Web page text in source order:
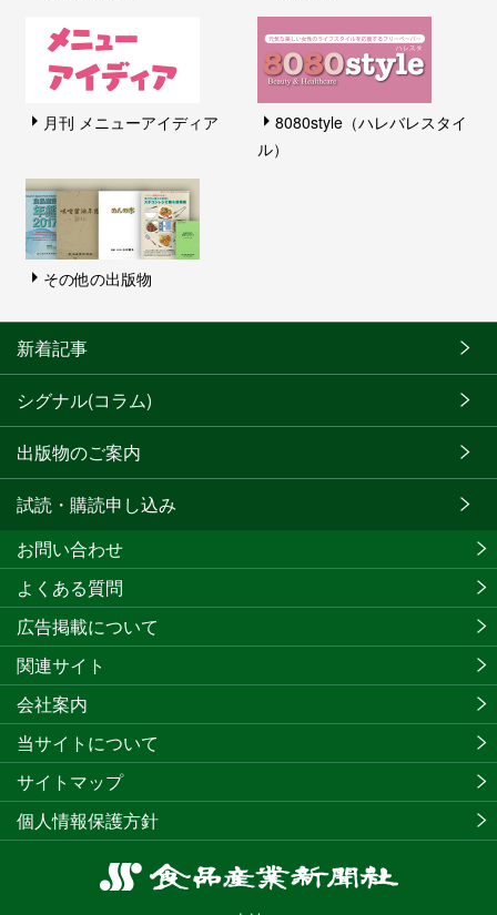
月刊 メニューアイディア
8080style（ハレバレスタイ
ル）
その他の出版物
新着記事
シグナル(コラム)
出版物のご案内
試読・購読申し込み
食
お問い合わせ
よくある質問
広告掲載について
関連サイト
会社案内
当サイトについて
サイトマップ
個人情報保護方針